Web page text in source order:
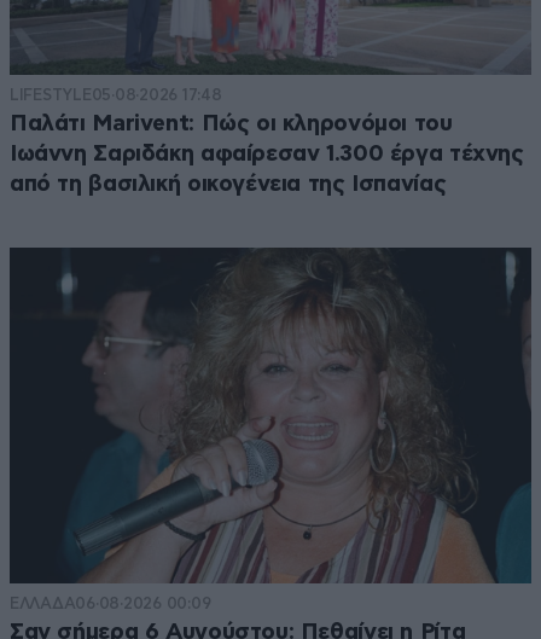
LIFESTYLE05·08·2026 17:48
Παλάτι Marivent: Πώς οι κληρονόμοι του
Ιωάννη Σαριδάκη αφαίρεσαν 1.300 έργα τέχνης
από τη βασιλική οικογένεια της Ισπανίας
ΕΛΛΑΔΑ06·08·2026 00:09
Σαν σήμερα 6 Αυγούστου: Πεθαίνει η Ρίτα